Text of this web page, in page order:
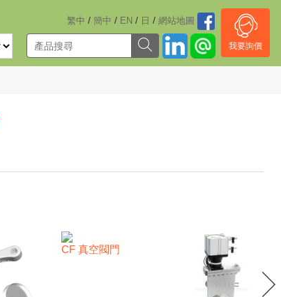
繁中 / 簡中 / EN / 日 / 網站地圖
我要詢價
CF 真空閥門